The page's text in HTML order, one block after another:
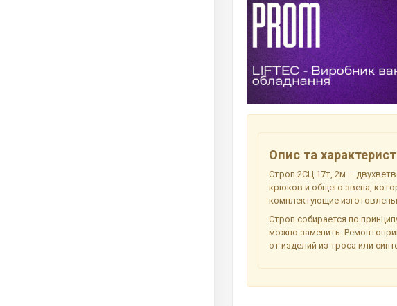
Опис та
Строп 2СЦ 17т, 2м –
крюков и общего звена,
комплектующие изготовлены
Строп собирается по
можно заменить.
от изделий из троса или